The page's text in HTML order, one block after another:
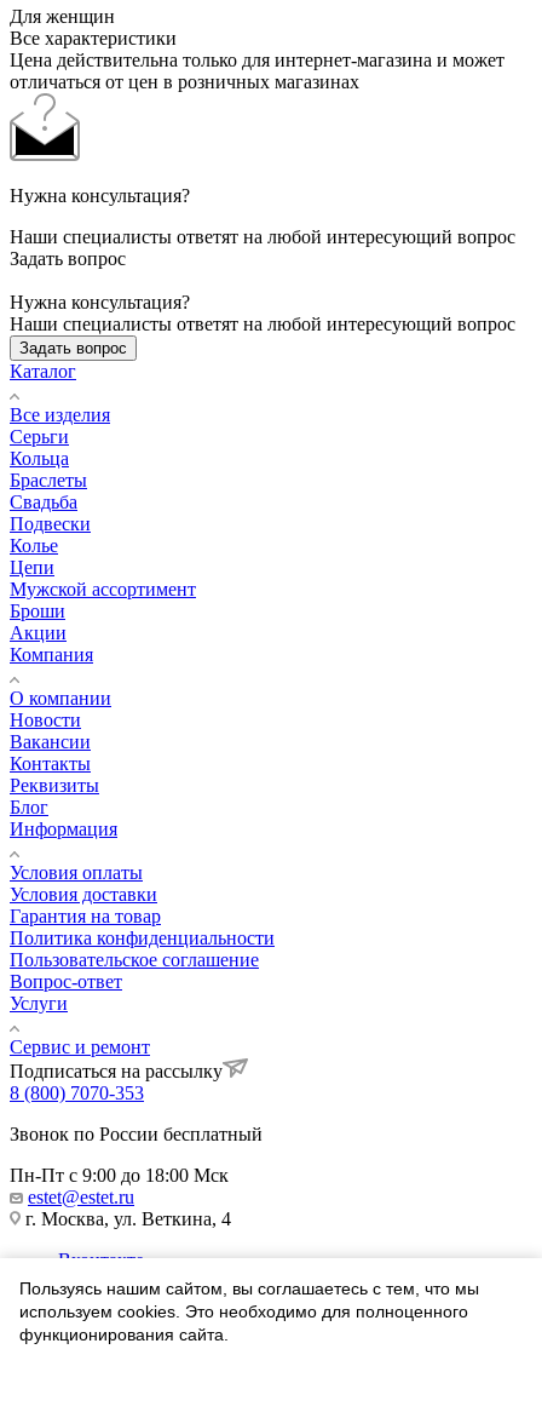
Для женщин
Все характеристики
Цена действительна только для интернет-магазина и может
отличаться от цен в розничных магазинах
Нужна консультация?
Наши специалисты ответят на любой интересующий вопрос
Задать вопрос
Нужна консультация?
Наши специалисты ответят на любой интересующий вопрос
Задать вопрос
Каталог
Все изделия
Серьги
Кольца
Браслеты
Свадьба
Подвески
Колье
Цепи
Мужской ассортимент
Броши
Акции
Компания
О компании
Новости
Вакансии
Контакты
Реквизиты
Блог
Информация
Условия оплаты
Условия доставки
Гарантия на товар
Политика конфиденциальности
Пользовательское соглашение
Вопрос-ответ
Услуги
Сервис и ремонт
Подписаться на рассылку
8 (800) 7070-353
Звонок по России бесплатный
Пн-Пт с 9:00 до 18:00 Мск
estet@estet.ru
г. Москва, ул. Веткина, 4
Вконтакте
Telegram
Одноклассники
WhatsApp
Пользуясь нашим сайтом, вы соглашаетесь с тем, что мы
используем cookies. Это необходимо для полноценного
функционирования сайта.